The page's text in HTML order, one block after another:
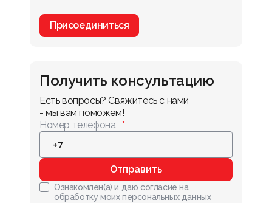
Присоединиться
Получить консультацию
Есть вопросы? Свяжитесь с нами
- мы вам поможем!
Номер телефона
Отправить
Ознакомлен(а) и даю согласие на
обработку моих персональных данных